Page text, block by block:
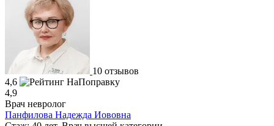
10 отзывов
4,6
4,9
Врач невролог
Панфилова Надежда Иововна